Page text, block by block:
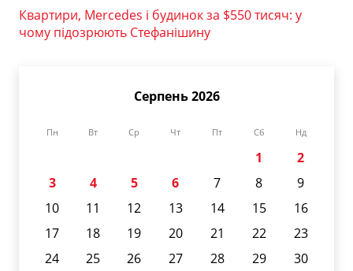
Квартири, Mercedes і будинок за $550 тисяч: у
чому підозрюють Стефанішину
Серпень 2026
Пн Вт Ср Чт Пт Сб Нд
1
2
3
4 5 6 7 8
9
10
11 12 13 14 15
16
17
18 19 20 21 22
23
24
25 26 27 28 29
30